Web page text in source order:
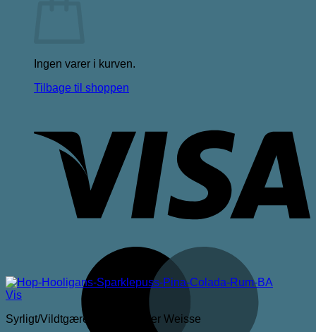
Ingen varer i kurven.
Tilbage til shoppen
Vis
Syrligt/Vildtgæret/Sour/Berliner Weisse